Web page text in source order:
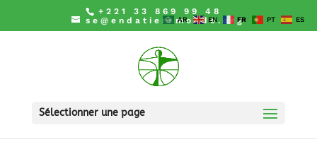
+221 33 869 99 48
se@endatiersmonde.org
Sélectionner une page
AR EN FR PT ES